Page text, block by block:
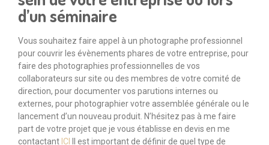
d’un séminaire
Vous souhaitez faire appel à un photographe professionnel
pour couvrir les évènements phares de votre entreprise, pour
faire des photographies professionnelles de vos
collaborateurs sur site ou des membres de votre comité de
direction, pour documenter vos parutions internes ou
externes, pour photographier votre assemblée générale ou le
lancement d’un nouveau produit. N’hésitez pas à me faire
part de votre projet que je vous établisse en devis en me
contactant ICI
Il est important de définir de quel type de